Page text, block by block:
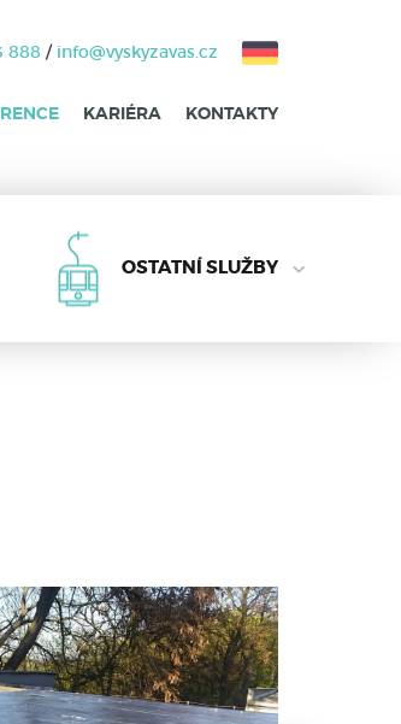
888 / info@vyskyzavas.cz
KARIÉRA KONTAKTY
OSTATNÍ SLUŽBY